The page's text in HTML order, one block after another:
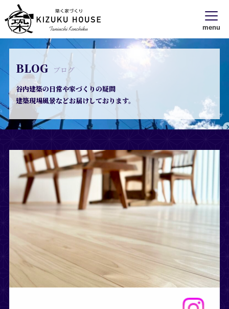
menu
BLOG ブログ
谷内建築の日常や家づくりの疑問
建築現場風景などお届けしております。